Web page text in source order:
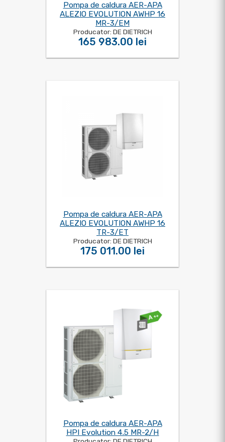
Pompa de caldura AER-APA
ALEZIO EVOLUTION AWHP 16
MR-3/EM
Producator: DE DIETRICH
165 983.00 lei
Pompa de caldura AER-APA
ALEZIO EVOLUTION AWHP 16
TR-3/ET
Producator: DE DIETRICH
175 011.00 lei
Pompa de caldura AER-APA
HPI Evolution 4.5 MR-2/H